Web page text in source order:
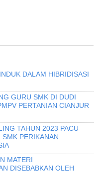
DALAM HIBRIDISASI
GURU SMK DI DUDI
PERTANIAN CIANJUR
TAHUN 2023 PACU
PERIKANAN
MATERI
DISEBABKAN OLEH